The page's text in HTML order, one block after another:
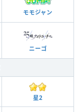
モモジャン
ニーゴ
星2